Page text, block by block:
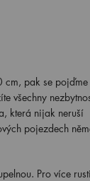
cm, pak se pojďme
všechny
která nijak neruší
pojezdech
Pro více